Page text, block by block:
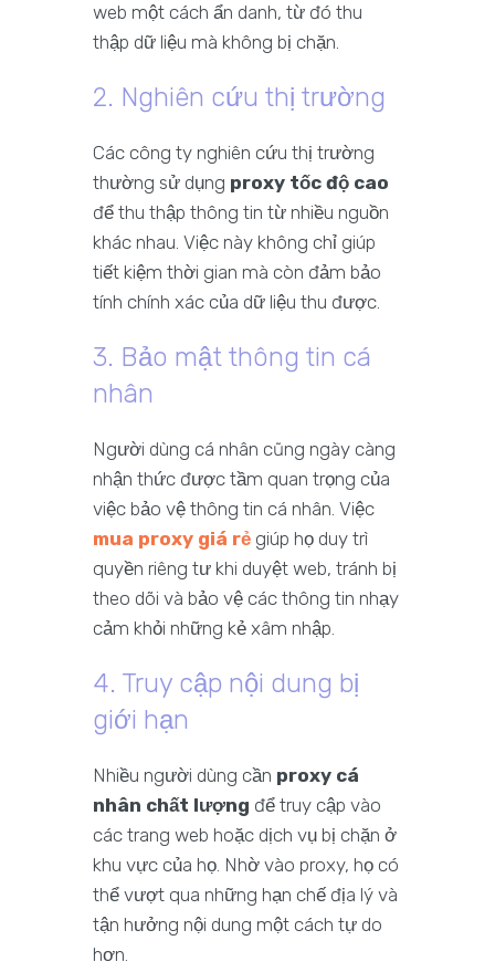
web một cách ẩn danh, từ đó thu
thập dữ liệu mà không bị chặn.
2. Nghiên cứu thị trường
Các công ty nghiên cứu thị trường
thường sử dụng proxy tốc độ cao
để thu thập thông tin từ nhiều nguồn
khác nhau. Việc này không chỉ giúp
tiết kiệm thời gian mà còn đảm bảo
tính chính xác của dữ liệu thu được.
3. Bảo mật thông tin cá
nhân
Người dùng cá nhân cũng ngày càng
nhận thức được tầm quan trọng của
việc bảo vệ thông tin cá nhân. Việc
mua proxy giá rẻ giúp họ duy trì
quyền riêng tư khi duyệt web, tránh bị
theo dõi và bảo vệ các thông tin nhạy
cảm khỏi những kẻ xâm nhập.
4. Truy cập nội dung bị
giới hạn
Nhiều người dùng cần proxy cá
nhân chất lượng để truy cập vào
các trang web hoặc dịch vụ bị chặn ở
khu vực của họ. Nhờ vào proxy, họ có
thể vượt qua những hạn chế địa lý và
tận hưởng nội dung một cách tự do
hơn.